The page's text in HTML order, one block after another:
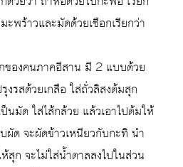
พร้าวและมัดด้วยเชือกเรียกว่า
ของคนภาคอีสาน มี 2 แบบด้วย
งรสด้วยเกลือ ใส่ถั่วลิสงต้มสุก
นมัด ใส่ไส้กล้วย แล้วเอาไปต้มให้
ด จะผัดข้าวเหนียวกับกะทิ นำ
สุก จะไม่ใส่น้ำตาลลงไปในส่วน